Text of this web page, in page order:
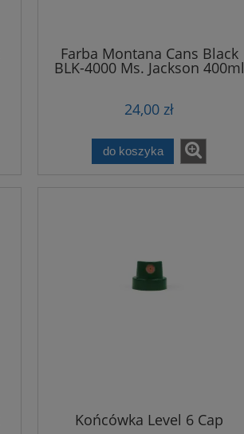
Farba Montana Cans Black
BLK-4000 Ms. Jackson 400ml
24,00 zł
do koszyka
Końcówka Level 6 Cap